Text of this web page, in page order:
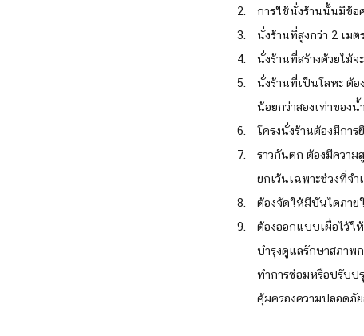
การใช้นั่งร้านนั้นมีข้
นั่งร้านที่สูงกว่า 2 เม
นั่งร้านที่สร้างด้วยไม้
นั่งร้านที่เป็นโลหะ ต้
น้อยกว่าสองเท่าของ
โครงนั่งร้านต้องมีกา
ราวกันตก ต้องมีควา
ยกเว้นเฉพาะช่วงที่จำ
ต้องจัดให้มีบันไดภาย
ต้องออกแบบเผื่อไว้ใ
บำรุงดูแลรักษาสภาพ
ทำการซ่อมหรือปรับ
คุ้มครองความปลอด